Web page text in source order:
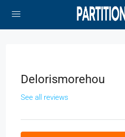
Delorismorehou
See all reviews